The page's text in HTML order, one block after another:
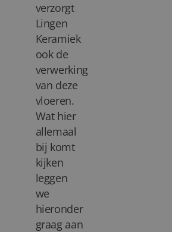
verzorgt
Lingen
Keramiek
ook de
verwerking
van deze
vloeren.
Wat hier
allemaal
bij komt
kijken
leggen
we
hieronder
graag aan